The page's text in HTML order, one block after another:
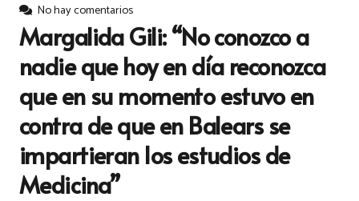
No hay comentarios
Margalida Gili: “No conozco a
nadie que hoy en día reconozca
que en su momento estuvo en
contra de que en Balears se
impartieran los estudios de
Medicina”